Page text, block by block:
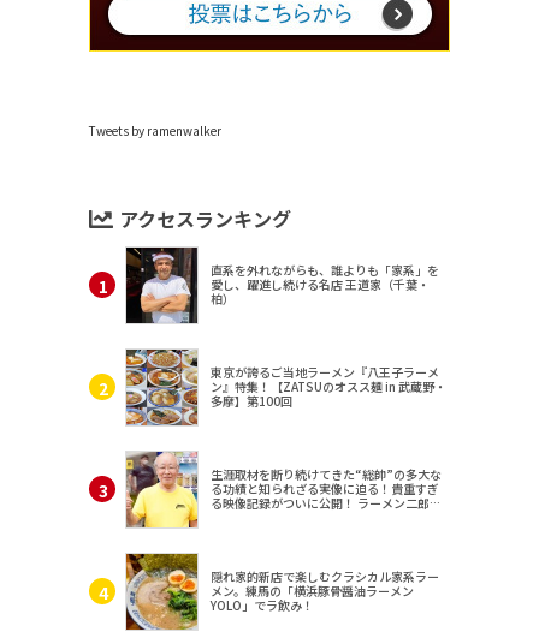
Tweets by ramenwalker
アクセスランキング
直系を外れながらも、誰よりも「家系」を
愛し、躍進し続ける名店 王道家（千葉・
柏）
東京が誇るご当地ラーメン『八王子ラーメ
ン』特集！【ZATSUのオスス麺 in 武蔵野・
多摩】第100回
生涯取材を断り続けてきた“総帥”の多大な
る功績と知られざる実像に迫る！貴重すぎ
る映像記録がついに公開！ ラーメン二郎
隠れ家的新店で楽しむクラシカル家系ラー
メン。練馬の「横浜豚骨醤油ラーメン
YOLO」でラ飲み！